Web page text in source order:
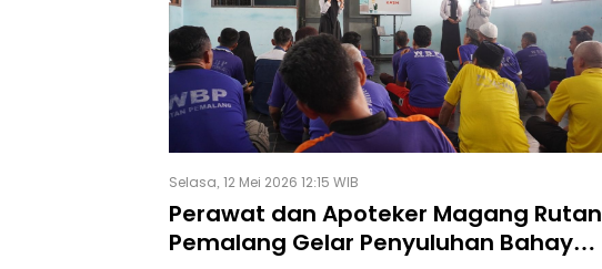
Selasa, 12 Mei 2026 12:15 WIB
Perawat dan Apoteker Magang Rutan
Pemalang Gelar Penyuluhan Bahaya